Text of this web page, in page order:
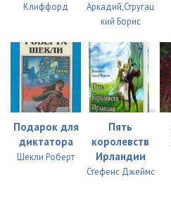
Клиффорд
Аркадий,Стругац
кий Борис
Подарок для
диктатора
Шекли Роберт
Пять
королевств
Ирландии
Стефенс Джеймс